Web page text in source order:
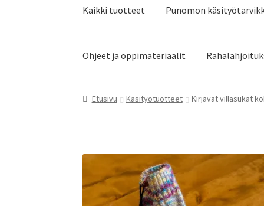
Kaikki tuotteet Punomon
Ohjeet ja oppimateriaalit
Etusivu Käsityötuotteet Kirjavat villasukat